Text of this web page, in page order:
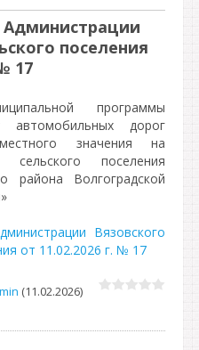
Администрации
поселения
17
программы
дорог
значения на
сельского поселения
района Волгоградской
Вязовского
от 11.02.2026 г. № 17
(11.02.2026)